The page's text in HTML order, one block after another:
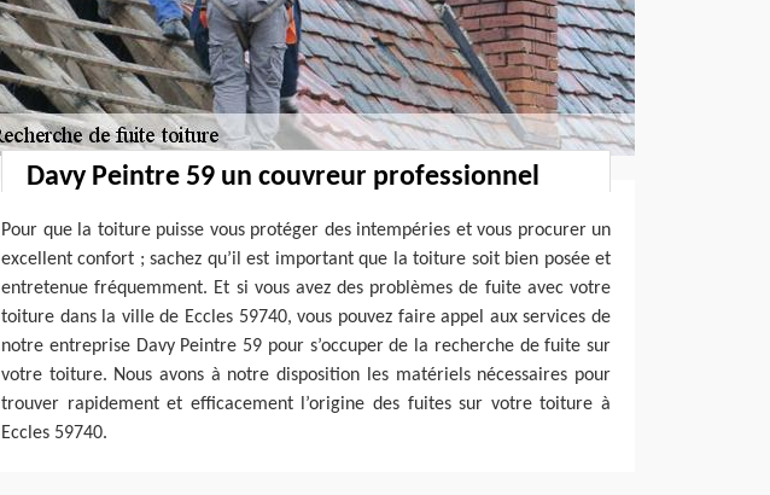
Davy Peintre 59 un couvreur professionnel
Pour que la toiture puisse vous protéger des intempéries et vous procurer un
excellent confort ; sachez qu’il est important que la toiture soit bien posée et
entretenue fréquemment. Et si vous avez des problèmes de fuite avec votre
toiture dans la ville de Eccles 59740, vous pouvez faire appel aux services de
notre entreprise Davy Peintre 59 pour s’occuper de la recherche de fuite sur
votre toiture. Nous avons à notre disposition les matériels nécessaires pour
trouver rapidement et efficacement l’origine des fuites sur votre toiture à
Eccles 59740.